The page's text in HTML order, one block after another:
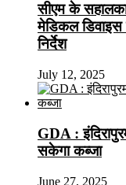
सीएम के
मेडिकल डिवाइस
निर्देश
July 12, 2025
GDA :
सकेगा कब्जा
June 27, 2025